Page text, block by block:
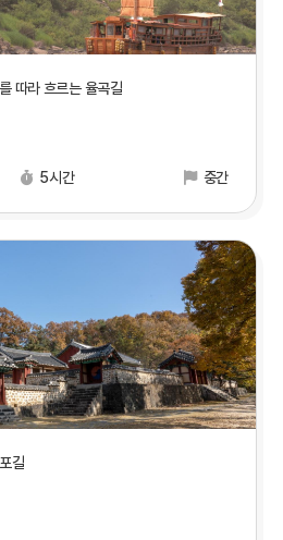
따라 흐르는 율곡길
5시간 중간
길